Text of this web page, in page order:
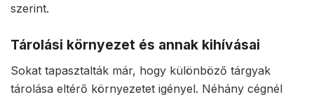
szerint.
Tárolási környezet és annak kihívásai
Sokat tapasztalták már, hogy különböző tárgyak
tárolása eltérő környezetet igényel. Néhány cégnél